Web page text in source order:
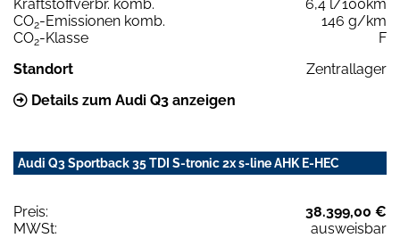
Kraftstoffverbr. komb.
6,4 l/100km
CO2-Emissionen komb.
146 g/km
CO2-Klasse
F
Standort
Zentrallager
Details zum Audi Q3 anzeigen
Audi Q3 Sportback 35 TDI S-tronic 2x s-line AHK E-HEC
Preis:
38.399,00 €
MWSt:
ausweisbar